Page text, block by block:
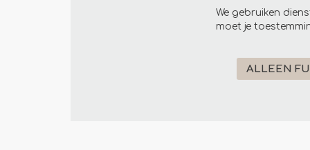
We gebruiken
moet je
ALLEEN